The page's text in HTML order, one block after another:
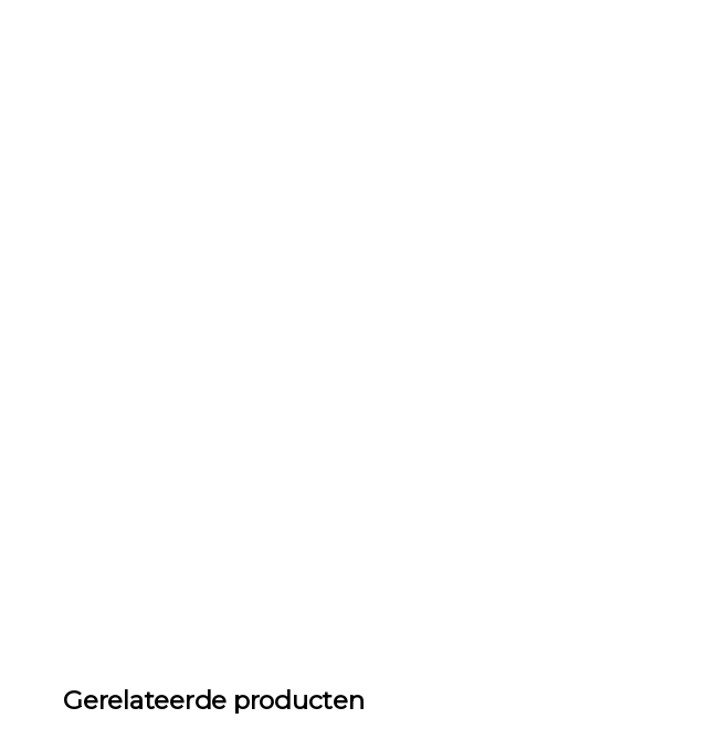
Gerelateerde producten